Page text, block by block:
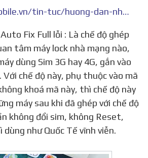
https://xdamobile.vn/tin-tuc/huong-dan-nhap-ma-iccid-cho-sim-ghep-1132.html
tâm máy lock nhà mạng nào,
dùng Sim 3G hay 4G, gắn vào
chế độ này, phụ thuộc vào mã
khoá mã này, thì chế độ này
máy sau khi đã ghép với chế độ
không đổi sim, không Reset,
như Quốc Tế vĩnh viễn.